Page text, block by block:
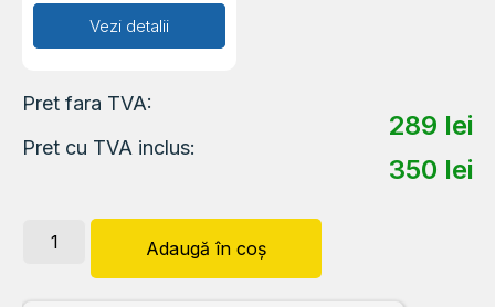
Adaugă în coș
Vezi detalii
Pret fara TVA:
289 lei
Pret cu TVA inclus:
350 lei
Adaugă în coș